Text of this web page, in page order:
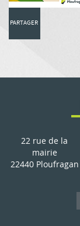
PARTAGER
22 rue de la
mairie
22440 Ploufragan